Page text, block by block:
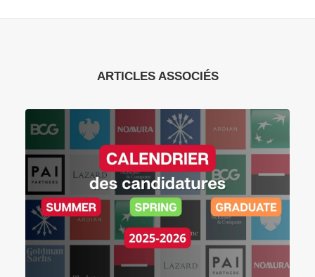
ARTICLES ASSOCIÉS